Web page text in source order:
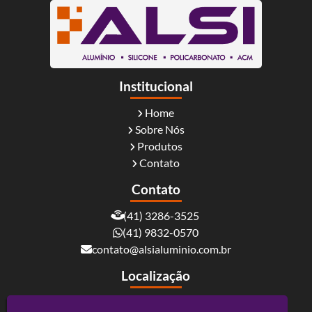
Institucional
Home
Sobre Nós
Produtos
Contato
Contato
(41) 3286-3525
(41) 9832-0570
contato@alsialuminio.com.br
Localização